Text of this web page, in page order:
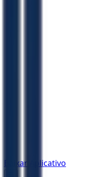
Baixar Aplicativo